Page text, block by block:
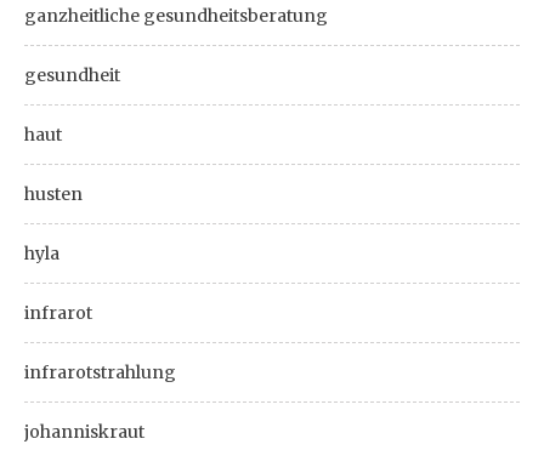
ganzheitliche gesundheitsberatung
gesundheit
haut
husten
hyla
infrarot
infrarotstrahlung
johanniskraut